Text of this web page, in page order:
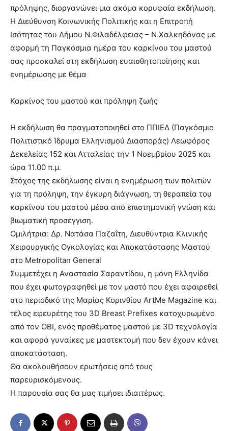
πρόληψης, διοργανώνει μια ακόμα κορυφαία εκδήλωση.
Η Διεύθυνση Κοινωνικής Πολιτικής και η Επιτροπή
Ισότητας του Δήμου Ν.Φιλαδέλφειας – Ν.Χαλκηδόνας με
αφορμή τη Παγκόσμια ημέρα του καρκίνου του μαστού
σας προσκαλεί στη εκδήλωση ευαισθητοποίησης και
ενημέρωσης με θέμα
Καρκίνος του μαστού και πρόληψη ζωής
Η εκδήλωση θα πραγματοποιηθεί στο ΠΠΙΕΔ (Παγκόσμιο
Πολιτιστικό Ίδρυμα Ελληνισμού Διασποράς) Λεωφόρος
Δεκελείας 152 και Ατταλείας την 1 Νοεμβρίου 2025 και
ώρα 11.00 π.μ.
Στόχος της εκδήλωσης είναι η ενημέρωση των πολιτών
για τη πρόληψη, την έγκυρη διάγνωση, τη θεραπεία του
καρκίνου του μαστού μέσα από επιστημονική γνώση και
βιωματική προσέγγιση.
Ομιλήτρια: Δρ. Νατάσα Παζαΐτη, Διευθύντρια Κλινικής
Χειρουργικής Ογκολογίας και Αποκατάστασης Μαστού
στο Metropolitan General
Συμμετέχει η Αναστασία Σαραντίδου, η μόνη Ελληνίδα
που έχει φωτογραφηθεί με τον μαστό που έχει αφαιρεθεί
στο περιοδικό της Μαρίας Κορινθίου ArtMe Magazine και
τέλος εφευρέτης του 3D Breast Prefixes κατοχυρωμένο
από τον ΟΒΙ, ενός προθέματος μαστού με 3D τεχνολογία
και αφορά γυναίκες με μαστεκτομή που δεν έχουν κάνει
αποκατάσταση.
Θα ακολουθήσουν ερωτήσεις από τους
παρευρισκόμενους.
Η παρουσία σας θα μας τιμήσει ιδιαιτέρως.